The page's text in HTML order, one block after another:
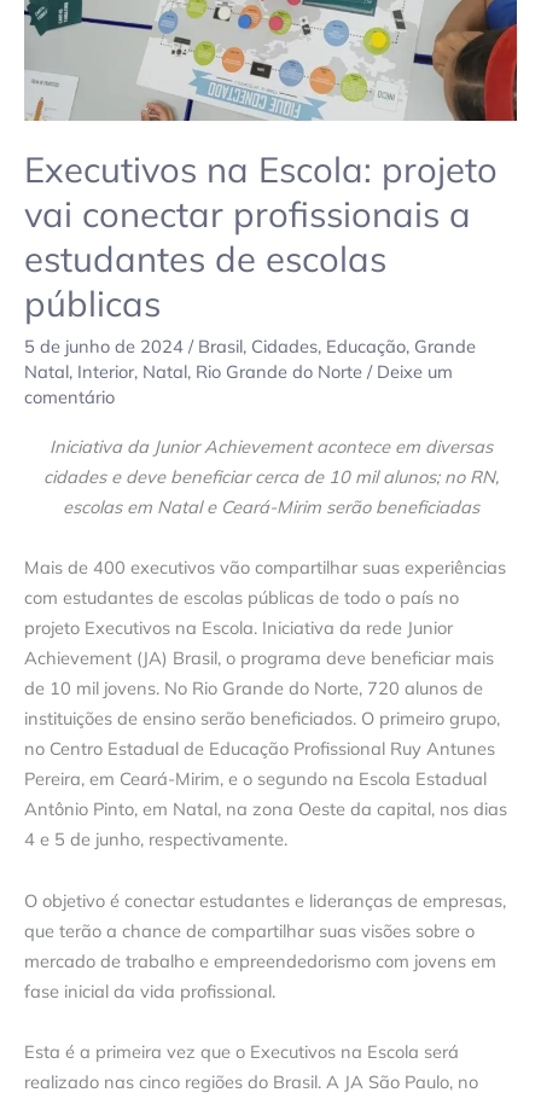
Executivos na Escola: projeto
vai conectar profissionais a
estudantes de escolas
públicas
5 de junho de 2024 / Brasil, Cidades, Educação, Grande
Natal, Interior, Natal, Rio Grande do Norte / Deixe um
comentário
Iniciativa da Junior Achievement acontece em diversas
cidades e deve beneficiar cerca de 10 mil alunos; no RN,
escolas em Natal e Ceará-Mirim serão beneficiadas
Mais de 400 executivos vão compartilhar suas experiências
com estudantes de escolas públicas de todo o país no
projeto Executivos na Escola. Iniciativa da rede Junior
Achievement (JA) Brasil, o programa deve beneficiar mais
de 10 mil jovens. No Rio Grande do Norte, 720 alunos de
instituições de ensino serão beneficiados. O primeiro grupo,
no Centro Estadual de Educação Profissional Ruy Antunes
Pereira, em Ceará-Mirim, e o segundo na Escola Estadual
Antônio Pinto, em Natal, na zona Oeste da capital, nos dias
4 e 5 de junho, respectivamente.
O objetivo é conectar estudantes e lideranças de empresas,
que terão a chance de compartilhar suas visões sobre o
mercado de trabalho e empreendedorismo com jovens em
fase inicial da vida profissional.
Esta é a primeira vez que o Executivos na Escola será
realizado nas cinco regiões do Brasil. A JA São Paulo, no
estudantes
de
escolas
públicas